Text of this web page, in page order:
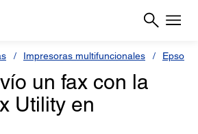
Impresoras multifuncionales Epson
un fax con la
Utility en